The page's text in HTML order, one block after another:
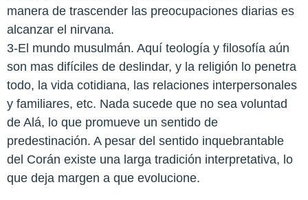
manera de trascender las preocupaciones diarias es
alcanzar el nirvana.
3-El mundo musulmán. Aquí teología y filosofía aún
son mas difíciles de deslindar, y la religión lo penetra
todo, la vida cotidiana, las relaciones interpersonales
y familiares, etc. Nada sucede que no sea voluntad
de Alá, lo que promueve un sentido de
predestinación. A pesar del sentido inquebrantable
del Corán existe una larga tradición interpretativa, lo
que deja margen a que evolucione.